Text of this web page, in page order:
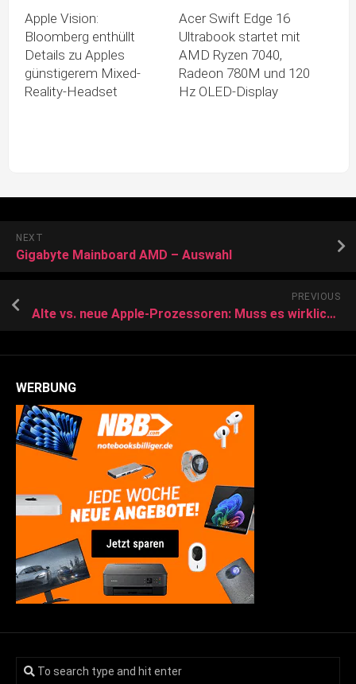
Apple Vision:
Bloomberg enthüllt
Details zu Apples
günstigerem Mixed-
Reality-Headset
Acer Swift Edge 16
Ultrabook startet mit
AMD Ryzen 7040,
Radeon 780M und 120
Hz OLED-Display
NEXT
Gigabyte Mainboard AMD – Auswahl
PREVIOUS
Alte vs. neue Apple-Prozessoren: Muss es wirklich ein M3-Macbook sein?
WERBUNG